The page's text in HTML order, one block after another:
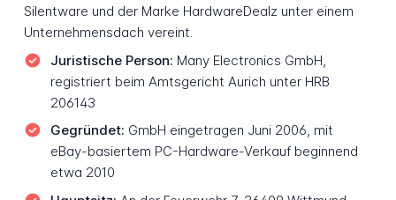
Silentware und der Marke HardwareDealz unter einem
Unternehmensdach vereint.
Juristische Person: Many Electronics GmbH,
registriert beim Amtsgericht Aurich unter HRB
206143
Gegründet: GmbH eingetragen Juni 2006, mit
eBay-basiertem PC-Hardware-Verkauf beginnend
etwa 2010